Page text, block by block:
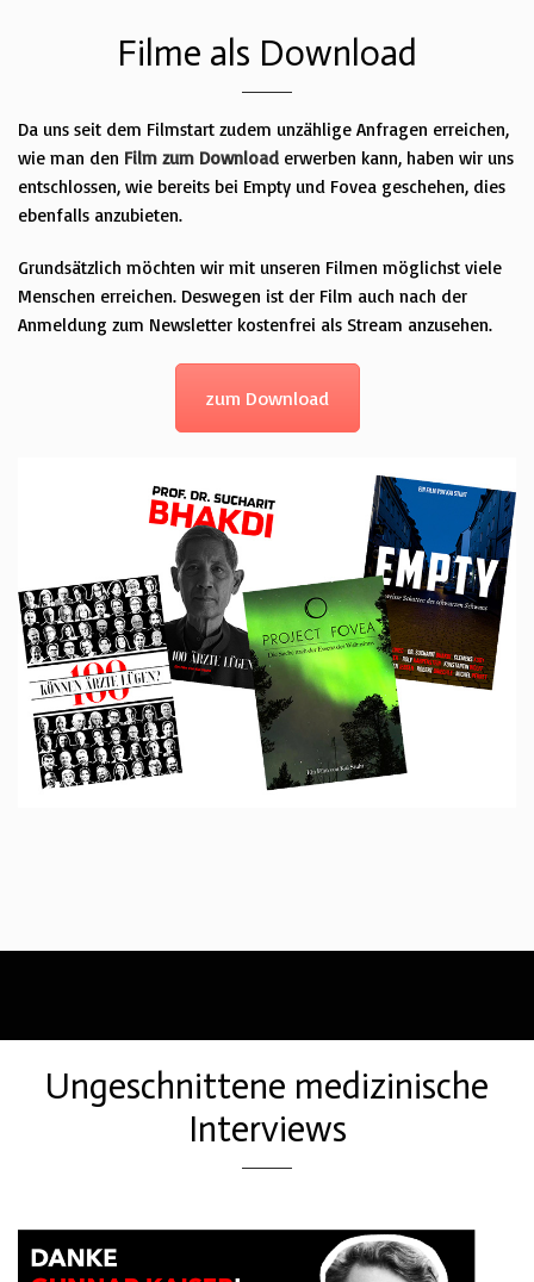
Filme als Download
Da uns seit dem Filmstart zudem unzählige Anfragen erreichen,
wie man den Film zum Download erwerben kann, haben wir uns
entschlossen, wie bereits bei Empty und Fovea geschehen, dies
ebenfalls anzubieten.
Grundsätzlich möchten wir mit unseren Filmen möglichst viele
Menschen erreichen. Deswegen ist der Film auch nach der
Anmeldung zum Newsletter kostenfrei als Stream anzusehen.
zum Download
Ungeschnittene medizinische
Interviews